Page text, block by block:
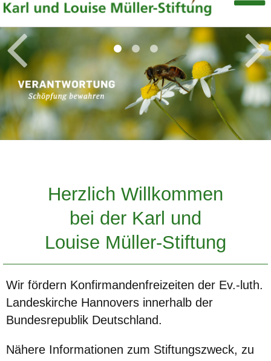
Herzlich Willkommen
bei der Karl und
Louise Müller-Stiftung
Wir fördern Konfirmandenfreizeiten der Ev.-luth.
Landeskirche Hannovers innerhalb der
Bundesrepublik Deutschland.
Nähere Informationen zum Stiftungszweck, zu